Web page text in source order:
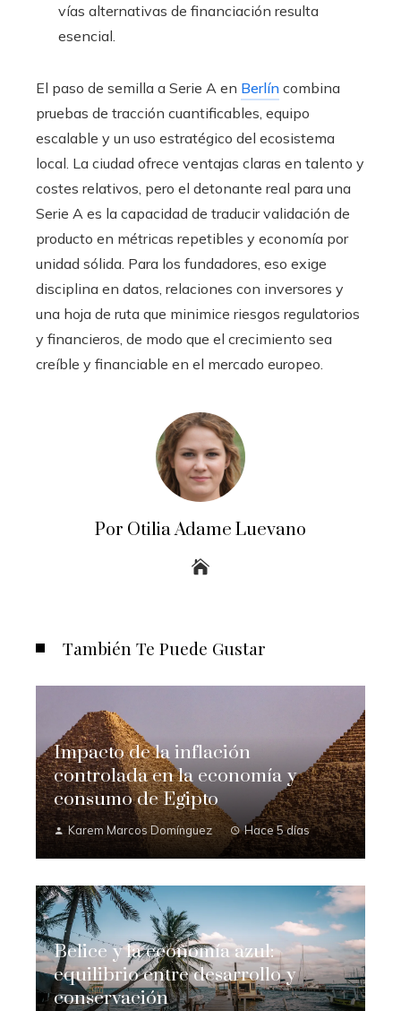
vías alternativas de financiación resulta
esencial.
El paso de semilla a Serie A en Berlín combina
pruebas de tracción cuantificables, equipo
escalable y un uso estratégico del ecosistema
local. La ciudad ofrece ventajas claras en talento y
costes relativos, pero el detonante real para una
Serie A es la capacidad de traducir validación de
producto en métricas repetibles y economía por
unidad sólida. Para los fundadores, eso exige
disciplina en datos, relaciones con inversores y
una hoja de ruta que minimice riesgos regulatorios
y financieros, de modo que el crecimiento sea
creíble y financiable en el mercado europeo.
Por Otilia Adame Luevano
También Te Puede Gustar
Impacto de la inflación
controlada en la economía y
consumo de Egipto
Karem Marcos Domínguez Hace 5 días
Belice y la economía azul:
equilibrio entre desarrollo y
conservación